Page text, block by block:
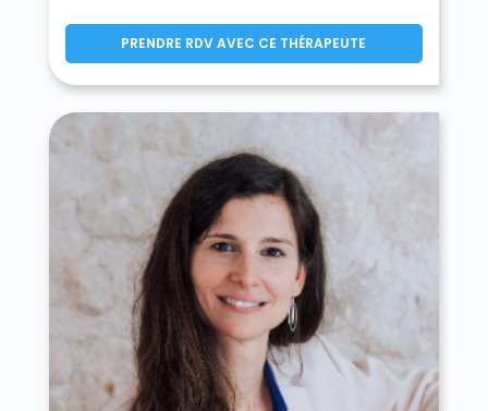
PRENDRE RDV AVEC CE THÉRAPEUTE